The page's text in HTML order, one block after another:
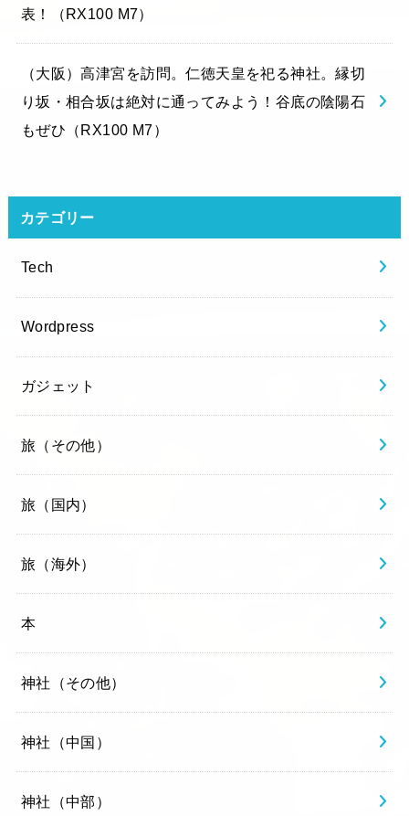
表！（RX100 M7）
（大阪）高津宮を訪問。仁徳天皇を祀る神社。縁切
り坂・相合坂は絶対に通ってみよう！谷底の陰陽石
もぜひ（RX100 M7）
カテゴリー
Tech
Wordpress
ガジェット
旅（その他）
旅（国内）
旅（海外）
本
神社（その他）
神社（中国）
神社（中部）